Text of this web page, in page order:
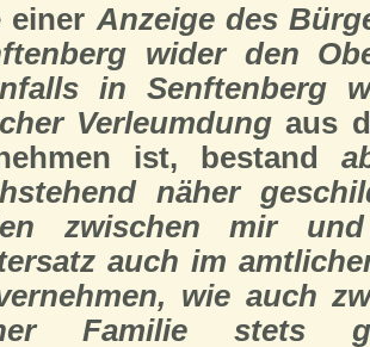
einer Anzeige des
wider den
in Senftenberg
Verleumdung aus
ist, bestand
näher
zwischen mir
auch im
wie auch
Familie stets